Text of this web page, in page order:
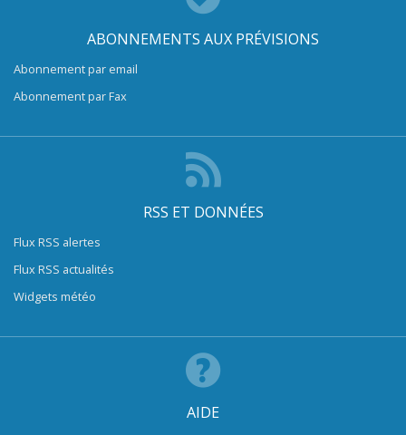
ABONNEMENTS AUX PRÉVISIONS
Abonnement par email
Abonnement par Fax
RSS ET DONNÉES
Flux RSS alertes
Flux RSS actualités
Widgets météo
AIDE